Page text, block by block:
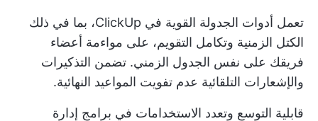
تعمل أدوات الجدولة القوية في ClickUp، بما في ذلك
الكتل الزمنية وتكامل التقويم، على مواءمة أعضاء
فريقك على نفس الجدول الزمني. تضمن التذكيرات
والإشعارات التلقائية عدم تفويت المواعيد النهائية.
قابلية التوسع وتعدد الاستخدامات في برامج إدارة